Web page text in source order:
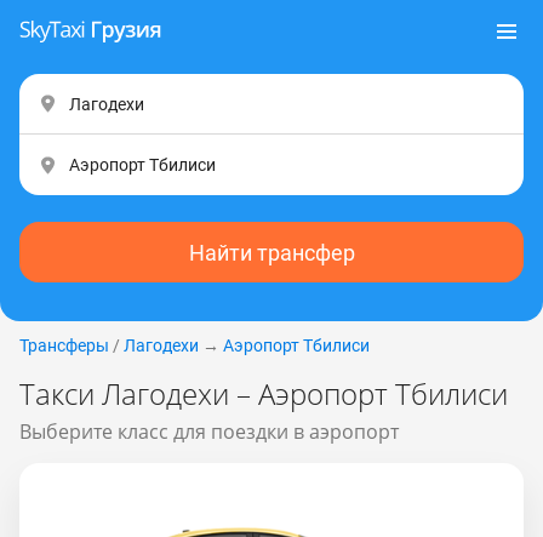
Найти трансфер
Трансферы / Лагодехи → Аэропорт Тбилиси
Такси Лагодехи – Аэропорт Тбилиси
Выберите класс для поездки в аэропорт